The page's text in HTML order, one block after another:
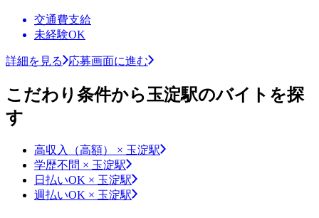
交通費支給
未経験OK
詳細を見る 応募画面に進む
こだわり条件から玉淀駅のバイトを探
す
高収入（高額） × 玉淀駅
学歴不問 × 玉淀駅
日払いOK × 玉淀駅
週払いOK × 玉淀駅